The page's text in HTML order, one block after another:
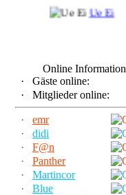
Ue Ei
Online Information
·
Gäste online:
·
Mitglieder online:
·
emr
·
didi
·
F@n
·
Panther
·
Martincor
·
Blue